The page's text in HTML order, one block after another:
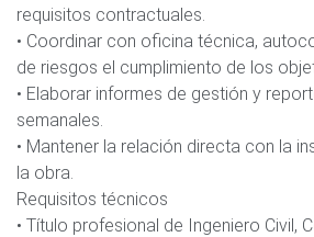
requisitos contractuales.
• Coordinar con oficina técnica,
de riesgos el cumplimiento de los
• Elaborar informes de gestión y
semanales.
• Mantener la relación directa con la
la obra.
Requisitos técnicos
• Título profesional de Ingeniero Civil,